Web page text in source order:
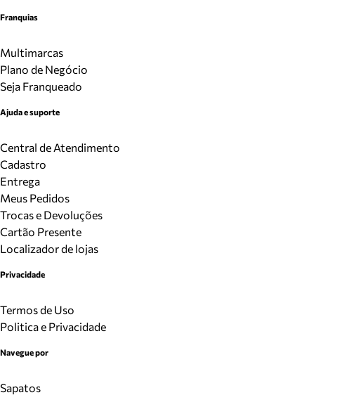
Franquias
Multimarcas
Plano de Negócio
Seja Franqueado
Ajuda e suporte
Central de Atendimento
Cadastro
Entrega
Meus Pedidos
Trocas e Devoluções
Cartão Presente
Localizador de lojas
Privacidade
Termos de Uso
Politica e Privacidade
Navegue por
Sapatos